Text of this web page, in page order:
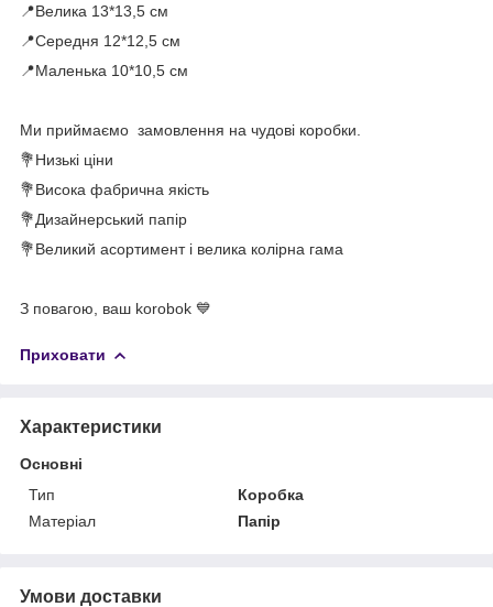
📍Велика 13*13,5 см
📍Середня 12*12,5 см
📍Маленька 10*10,5 см
Ми приймаємо замовлення на чудові коробки.
💐Низькі ціни
💐Висока фабрична якість
💐Дизайнерський папір
💐Великий асортимент і велика колірна гама
З повагою, ваш korobok 💙
Приховати
Характеристики
Основні
Тип
Коробка
Матеріал
Папір
Умови доставки